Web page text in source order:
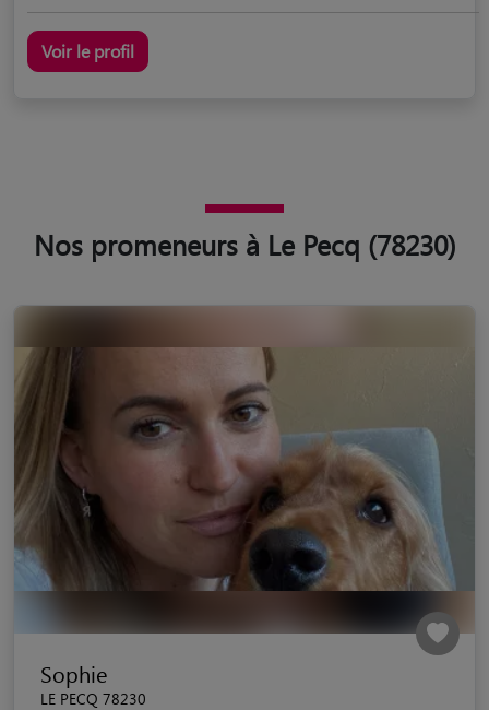
Voir le profil
Nos promeneurs à Le Pecq (78230)
Sophie
LE PECQ 78230